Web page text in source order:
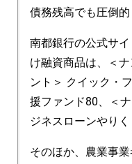
債務残高でも圧倒的
南都銀行の公式サ
け融資商品は、＜
ント＞ クイック・
援ファンド80、＜
ジネスローンやりく
そのほか、農業事